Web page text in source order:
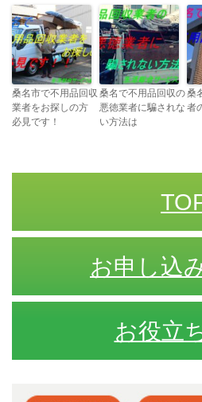
桑名市で不用品回収
業者をお探しの方
必見です！
桑名で不用品回収の
悪徳業者に騙されな
い方法は
桑
者
お申し込
お役立